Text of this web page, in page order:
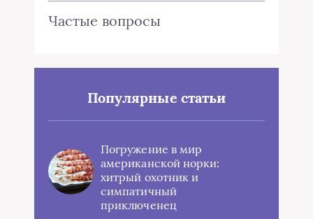
Частые вопросы
Популярные статьи
Погружение в мир
американской норки:
хитрый охотник и
симпатичный
приключенец